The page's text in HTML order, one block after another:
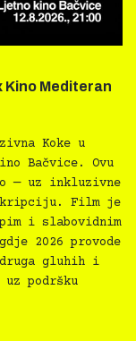
Kino Mediteran
Koke u
Bačvice. Ovu
— uz inkluzivne
Film je
i slabovidnim
2026 provode
gluhih i
podršku